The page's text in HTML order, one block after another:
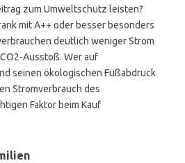
zum Umweltschutz leisten?
mit A++ oder besser besonders
deutlich weniger Strom
Ausstoß. Wer auf
seinen ökologischen Fußabdruck
Stromverbrauch des
Faktor beim Kauf